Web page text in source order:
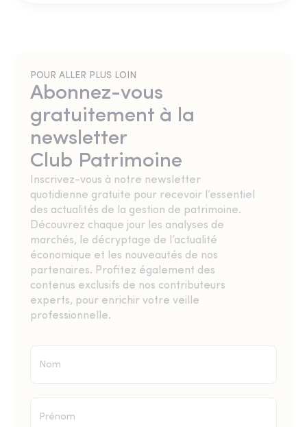
POUR ALLER PLUS LOIN
Abonnez-vous
gratuitement à la
newsletter
Club Patrimoine
Inscrivez-vous à notre newsletter
quotidienne gratuite pour recevoir l’essentiel
des actualités de la gestion de patrimoine.
Découvrez chaque jour les analyses de
marchés, le décryptage de l’actualité
économique et les nouveautés de nos
partenaires. Profitez également des
contenus exclusifs de nos contributeurs
experts, pour enrichir votre veille
professionnelle.